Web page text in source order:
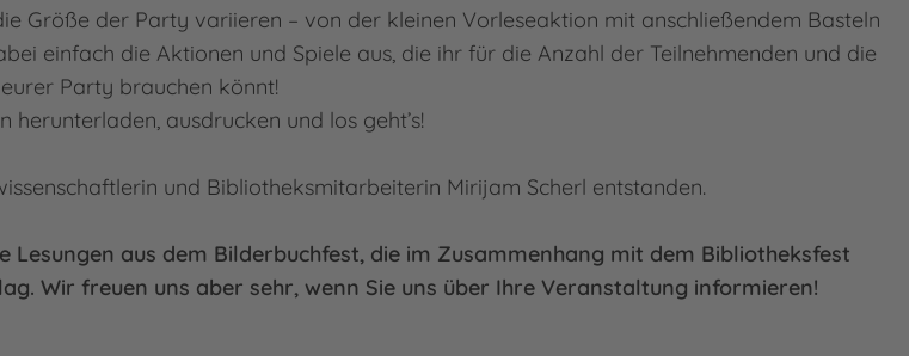
Größe der Party variieren – von der kleinen Vorleseaktion mit anschließendem Basteln
einfach die Aktionen und Spiele aus, die ihr für die Anzahl der Teilnehmenden und die
Party brauchen könnt!
herunterladen, ausdrucken und los geht’s!
und Bibliotheksmitarbeiterin Mirijam Scherl entstanden.
aus dem Bilderbuchfest, die im Zusammenhang mit dem Bibliotheksfest
Wir freuen uns aber sehr, wenn Sie uns über Ihre Veranstaltung informieren!